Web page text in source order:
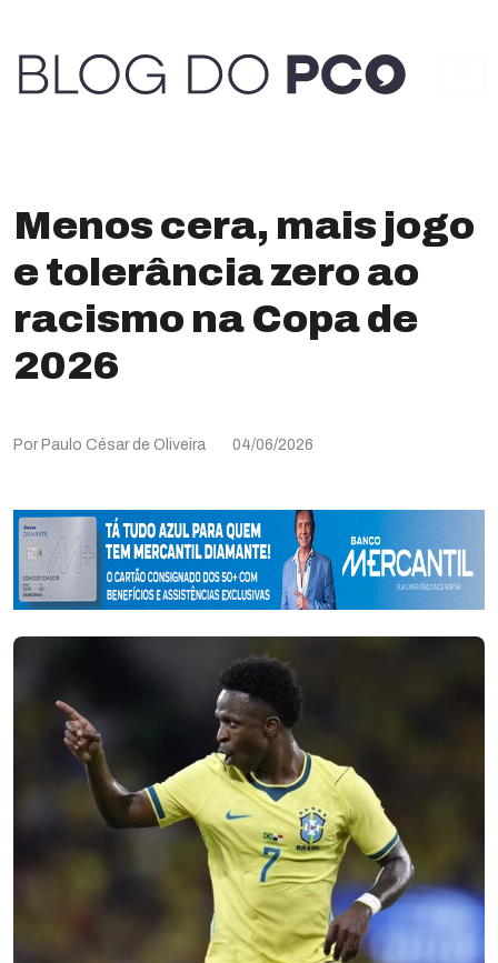
Menos cera, mais jogo
e tolerância zero ao
racismo na Copa de
2026
Por Paulo César de Oliveira 04/06/2026